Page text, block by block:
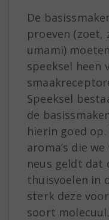
De
proeven
umami)
speeksel heen
Speeksel
de
hierin goed
aroma’s die
neus geldt dat
thuisvoelen in
sterk deze
soort